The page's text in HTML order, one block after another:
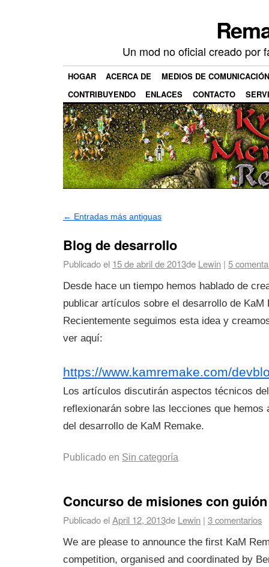
Un mod no oficial creado por
HOGAR ACERCA DE
MEDIOS DE COMUNICACIÓN
CONTRIBUYENDO
ENLACES CONTACTO
← Entradas más antiguas
Blog de desarrollo
Publicado el 15 de abril de 2013de Lewin | 5
Desde hace un tiempo hemos hablado de
publicar artículos sobre el desarrollo de KaM
Recientemente seguimos esta idea y
ver aquí:
https://www.kamremake.com/
Los artículos discutirán aspectos técnicos
reflexionarán sobre las lecciones que hemos
del desarrollo de KaM Remake.
Publicado en Sin categoría
Concurso de misiones con guión
Publicado elApril 12, 2013de Lewin | 3 comentarios
We are please to announce the first KaM
competition, organised and coordinated by